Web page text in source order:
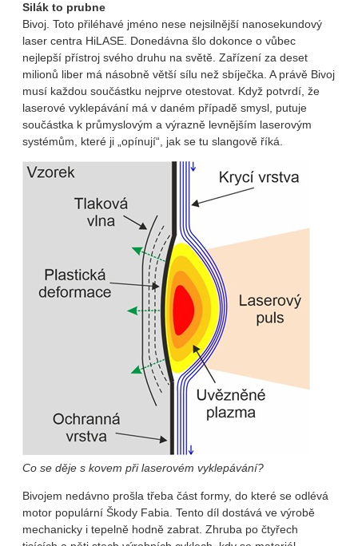
Silák to prubne
Bivoj. Toto přiléhavé jméno nese nejsilnější nanosekundový
laser centra HiLASE. Donedávna šlo dokonce o vůbec
nejlepší přístroj svého druhu na světě. Zařízení za deset
milionů liber má násobně větší sílu než sbíječka. A právě Bivoj
musí každou součástku nejprve otestovat. Když potvrdí, že
laserové vyklepávání má v daném případě smysl, putuje
součástka k průmyslovým a výrazně levnějším laserovým
systémům, které ji „opínují“, jak se tu slangově říká.
Co se děje s kovem při laserovém vyklepávání?
Bivojem nedávno prošla třeba část formy, do které se odlévá
motor populární Škody Fabia. Tento díl dostává ve výrobě
mechanicky i tepelně hodně zabrat. Zhruba po čtyřech